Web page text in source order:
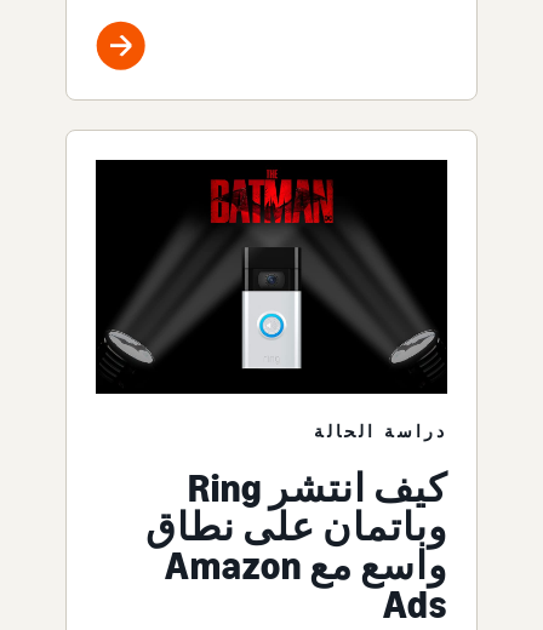
دراسة الحالة
كيف انتشر Ring
وباتمان على نطاق
واسع مع Amazon
Ads